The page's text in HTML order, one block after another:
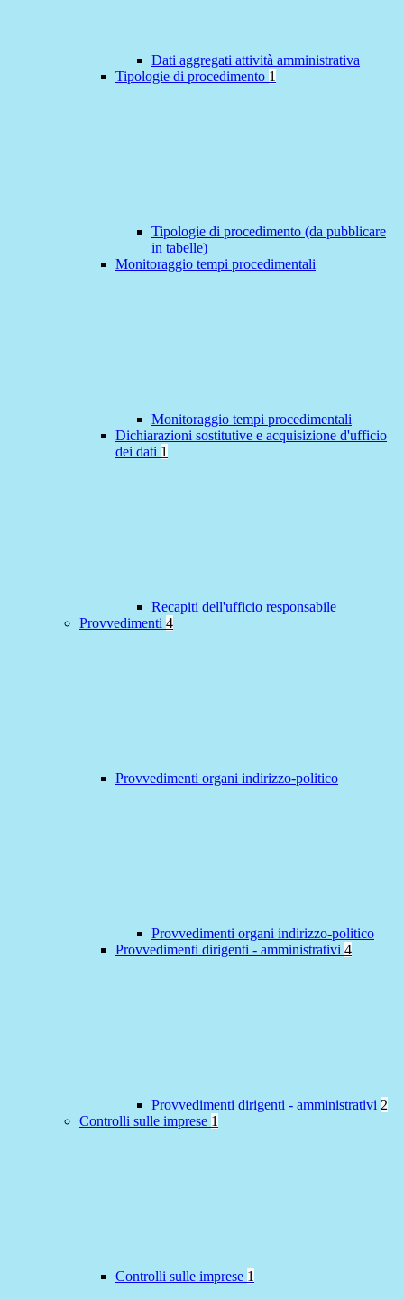
Dati aggregati attività amministrativa
Tipologie di procedimento 1
Tipologie di procedimento (da pubblicare
in tabelle)
Monitoraggio tempi procedimentali
Monitoraggio tempi procedimentali
Dichiarazioni sostitutive e acquisizione d'ufficio
dei dati 1
Recapiti dell'ufficio responsabile
Provvedimenti 4
Provvedimenti organi indirizzo-politico
Provvedimenti organi indirizzo-politico
Provvedimenti dirigenti - amministrativi 4
Provvedimenti dirigenti - amministrativi 2
Controlli sulle imprese 1
Controlli sulle imprese 1